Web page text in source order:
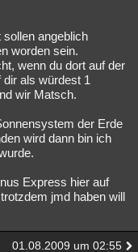
angeblich
worden sein.
wenn du dort auf der
als würdest 1
wir Matsch.
der Erde
wird dann bin ich
Express hier auf
jmd haben will
01.08.2009 um 02:55